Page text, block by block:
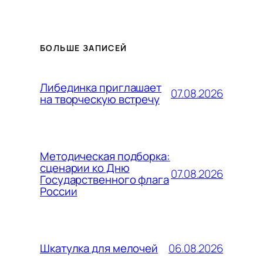
БОЛЬШЕ ЗАПИСЕЙ
Либединка приглашает
на творческую встречу 07.08.2026
Методическая подборка:
сценарии ко Дню
Государственного флага
России
07.08.2026
Шкатулка для мелочей 06.08.2026